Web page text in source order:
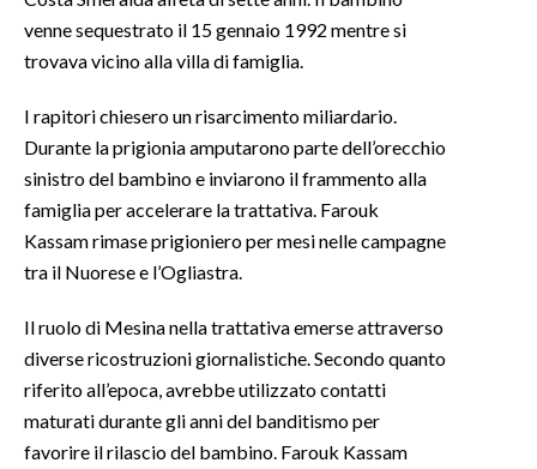
venne sequestrato il 15 gennaio 1992 mentre si
trovava vicino alla villa di famiglia.
I rapitori chiesero un risarcimento miliardario.
Durante la prigionia amputarono parte dell’orecchio
sinistro del bambino e inviarono il frammento alla
famiglia per accelerare la trattativa. Farouk
Kassam rimase prigioniero per mesi nelle campagne
tra il Nuorese e l’Ogliastra.
Il ruolo di Mesina nella trattativa emerse attraverso
diverse ricostruzioni giornalistiche. Secondo quanto
riferito all’epoca, avrebbe utilizzato contatti
maturati durante gli anni del banditismo per
favorire il rilascio del bambino. Farouk Kassam